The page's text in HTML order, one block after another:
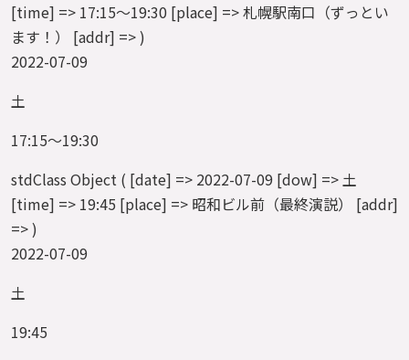
[time] => 17:15～19:30 [place] => 札幌駅南口（ずっとい
ます！） [addr] => )
2022-07-09
土
17:15～19:30
stdClass Object ( [date] => 2022-07-09 [dow] => 土
[time] => 19:45 [place] => 昭和ビル前（最終演説） [addr]
=> )
2022-07-09
土
19:45